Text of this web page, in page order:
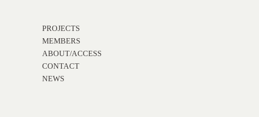
PROJECTS
MEMBERS
ABOUT/ACCESS
CONTACT
NEWS